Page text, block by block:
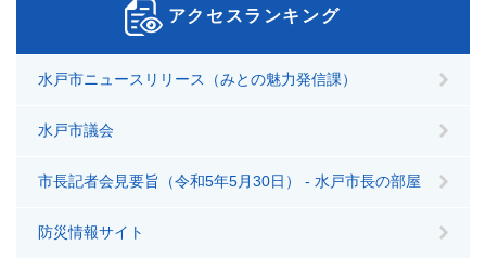
アクセスランキング
水戸市ニュースリリース（みとの魅力発信課）
水戸市議会
市長記者会見要旨（令和5年5月30日） - 水戸市長の部屋
防災情報サイト